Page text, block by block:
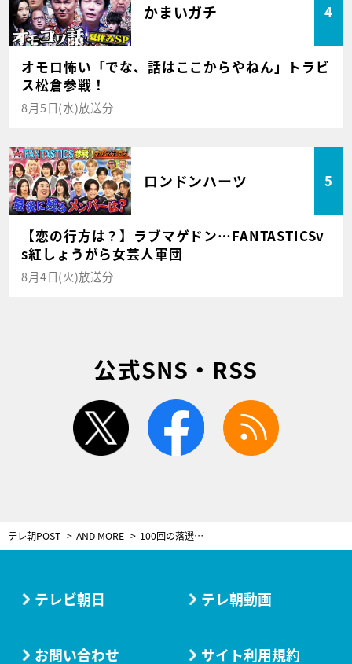
かまいガチ 4
オモロ怖い「でな、話はここからやねん」トラビ
ス松倉参戦！
8月5日(水)放送分
ロンドンハーツ 5
【恋の行方は？】ラブマゲドン…FANTASTICSv
s紅しょうがら女芸人軍団
8月4日(火)放送分
公式SNS・RSS
twitter facebook
テレ朝POST AND MORE 100回の落選を経て夢を叶えた。“校内AKB禁止”にさせるほどアイドルに憧れた少女＜間島和奏＞
テレビ朝日 テレ朝動画
お問い合わせ サイト利用規約